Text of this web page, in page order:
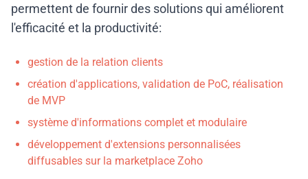
permettent de fournir des solutions qui améliorent
l'efficacité et la productivité:
gestion de la relation clients
création d'applications, validation de PoC, réalisation
de MVP
système d'informations complet et modulaire
développement d'extensions personnalisées
diffusables sur la marketplace Zoho